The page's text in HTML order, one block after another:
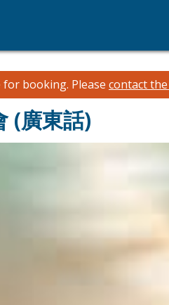
for booking. Please contact
(廣東話)